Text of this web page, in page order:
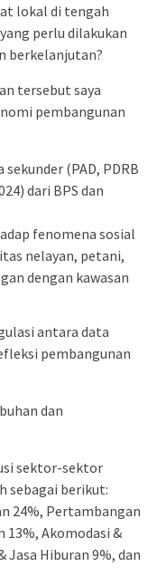
lokal di tengah
perlu dilakukan
berkelanjutan?
tersebut saya
pembangunan
(PAD, PDRB
dari BPS dan
fenomena sosial
nelayan, petani,
dengan kawasan
antara data
pembangunan
dan
sektor-sektor
sebagai berikut:
24%, Pertambangan
13%, Akomodasi &
Jasa Hiburan 9%, dan